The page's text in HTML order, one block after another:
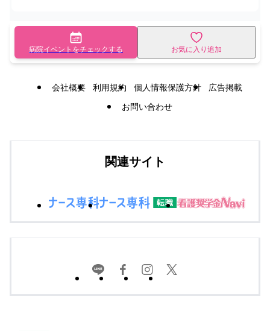
病院イベントをチェックする お気に入り追加
会社概要 利用規約 個人情報保護方針
広告掲載
お問い合わせ
関連サイト